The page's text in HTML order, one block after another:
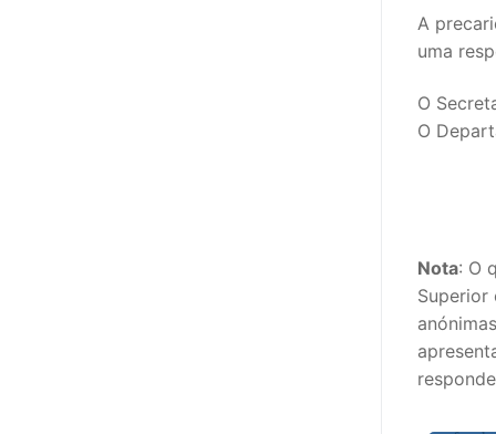
DOCENTES
Área de Sócios
A
uma
O
O
Nota: O
Superior